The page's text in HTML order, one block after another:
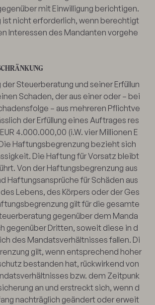
mit Einwilligung berichtigen.
ist nicht erforderlich, wenn berechtigt
Interessen des Mandanten vorgehe
der Steuerberatung und seiner Erfüllun
Schaden, der aus einer oder – bei
– aus mehreren Pflichtve
der Erfüllung eines Auftrages res
4.000.000,00 (i.W. vier Millionen E
Haftungsbegrenzung bezieht sich
Die Haftung für Vorsatz bleibt
Von der Haftungsbegrenzung aus
Haftungsansprüche für Schäden aus
Lebens, des Körpers oder der Ges
gilt für die gesamte
gegenüber dem Manda
gegenüber Dritten, soweit diese in d
des Mandatsverhältnisses fallen. Di
gilt, wenn entsprechend hoher
bestanden hat, rückwirkend von
bzw. dem Zeitpunk
an und erstreckt sich, wenn d
nachträglich geändert oder erweit